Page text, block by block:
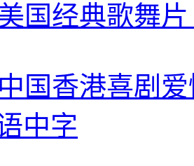
国经典歌舞
国香港喜剧
中字